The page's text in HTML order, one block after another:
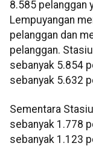
8.585 pelanggan
Lempuyangan
pelanggan dan
pelanggan.
sebanyak 5.854
sebanyak 5.632
Sementara
sebanyak 1.778
sebanyak 1.123